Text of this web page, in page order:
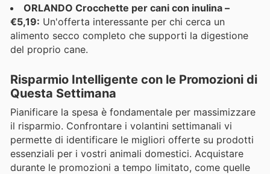
ORLANDO Crocchette per cani con inulina –
€5,19: Un'offerta interessante per chi cerca un
alimento secco completo che supporti la digestione
del proprio cane.
Risparmio Intelligente con le Promozioni di
Questa Settimana
Pianificare la spesa è fondamentale per massimizzare
il risparmio. Confrontare i volantini settimanali vi
permette di identificare le migliori offerte su prodotti
essenziali per i vostri animali domestici. Acquistare
durante le promozioni a tempo limitato, come quelle